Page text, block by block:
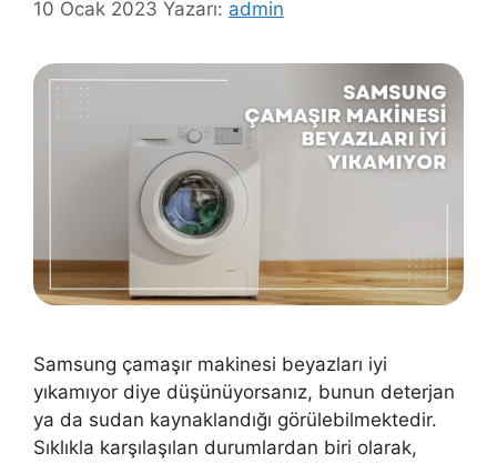
10 Ocak 2023 Yazarı: admin
Samsung çamaşır makinesi beyazları iyi
yıkamıyor diye düşünüyorsanız, bunun deterjan
ya da sudan kaynaklandığı görülebilmektedir.
Sıklıkla karşılaşılan durumlardan biri olarak,